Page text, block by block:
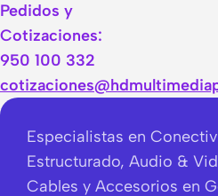
Pedidos y
Cotizaciones:
950 100 332
Especialistas en
Estructurado, Audio &
Cables y Accesorios en